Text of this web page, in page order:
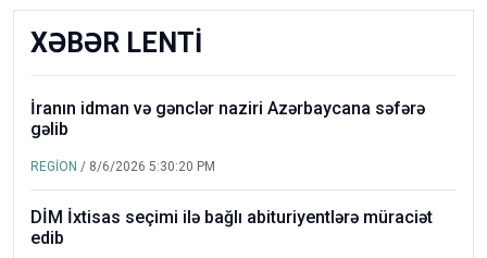
XƏBƏR LENTİ
İranın idman və gənclər naziri Azərbaycana səfərə
gəlib
REGİON / 8/6/2026 5:30:20 PM
DİM İxtisas seçimi ilə bağlı abituriyentlərə müraciət
edib